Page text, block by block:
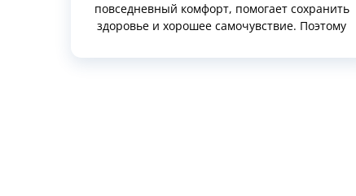
повседневный комфорт, помогает сохранить
здоровье и хорошее самочувствие. Поэтому
поклонники шоппинга в американских интернет-